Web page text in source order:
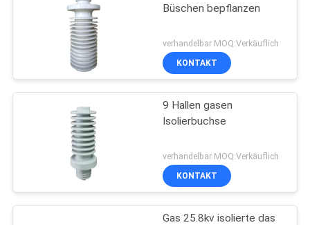
Büschen bepflanzen
verhandelbar MOQ:Verkäuflich
KONTAKT
9 Hallen gasen
Isolierbuchse
verhandelbar MOQ:Verkäuflich
KONTAKT
Gas 25.8kv isolierte das